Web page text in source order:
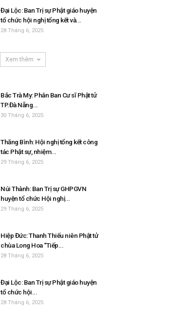
Đại Lộc: Ban Trị sự Phật giáo huyện
tổ chức hội nghị tổng kết và...
28 Tháng 6, 2025
Xem thêm
Bắc Trà My: Phân Ban Cư sĩ Phật tử
TP.Đà Nẵng...
30 Tháng 6, 2025
Thăng Bình: Hội nghị tổng kết công
tác Phật sự, nhiệm...
29 Tháng 6, 2025
Núi Thành: Ban Trị sự GHPGVN
huyện tổ chức Hội nghị...
29 Tháng 6, 2025
Hiệp Đức: Thanh Thiếu niên Phật tử
chùa Long Hoa “Tiếp...
28 Tháng 6, 2025
Đại Lộc: Ban Trị sự Phật giáo huyện
tổ chức hội...
28 Tháng 6, 2025